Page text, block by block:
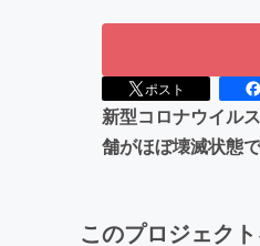
ポスト
新型コロナウイル
舗がほぼ壊滅状態
このプロジェク